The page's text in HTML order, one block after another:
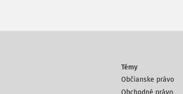
Témy
Občianske právo
Obchodné právo